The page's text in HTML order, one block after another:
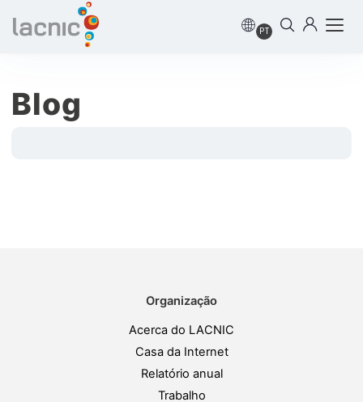
PT
Blog
Organização
Acerca do LACNIC
Casa da Internet
Relatório anual
Trabalho